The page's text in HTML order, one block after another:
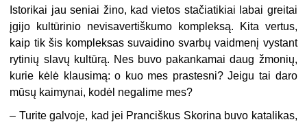
Istorikai jau seniai žino, kad vietos stačiatikiai labai greitai
įgijo kultūrinio nevisavertiškumo kompleksą. Kita vertus,
kaip tik šis kompleksas suvaidino svarbų vaidmenį vystant
rytinių slavų kultūrą. Nes buvo pakankamai daug žmonių,
kurie kėlė klausimą: o kuo mes prastesni? Jeigu tai daro
mūsų kaimynai, kodėl negalime mes?
– Turite galvoje, kad jei Pranciškus Skorina buvo katalikas,